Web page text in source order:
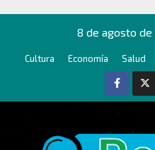
contenido
8 de agosto de
Cultura Economía Salud